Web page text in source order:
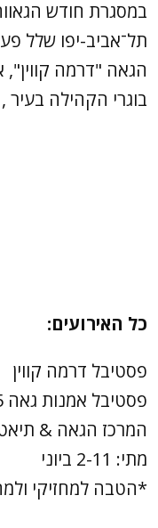
במסגרת חודש
תל־אביב-יפו שלל
הגאה "דרמה קווין",
בוגרי הקהילה בעיר ,
כל האירועים:
פסטיבל דרמה קווין
פסטיבל אמנות גאה #5
המרכז הגאה &
מתי: 2-11 ביוני
*הטבה למחזיקי